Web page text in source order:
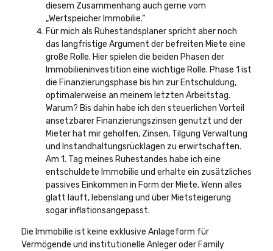
diesem Zusammenhang auch gerne vom
„Wertspeicher Immobilie.“
Für mich als Ruhestandsplaner spricht aber noch
das langfristige Argument der befreiten Miete eine
große Rolle. Hier spielen die beiden Phasen der
Immobilieninvestition eine wichtige Rolle. Phase 1 ist
die Finanzierungsphase bis hin zur Entschuldung,
optimalerweise an meinem letzten Arbeitstag.
Warum? Bis dahin habe ich den steuerlichen Vorteil
ansetzbarer Finanzierungszinsen genutzt und der
Mieter hat mir geholfen, Zinsen, Tilgung Verwaltung
und Instandhaltungsrücklagen zu erwirtschaften.
Am 1. Tag meines Ruhestandes habe ich eine
entschuldete Immobilie und erhalte ein zusätzliches
passives Einkommen in Form der Miete. Wenn alles
glatt läuft, lebenslang und über Mietsteigerung
sogar inflationsangepasst.
Die Immobilie ist keine exklusive Anlageform für
Vermögende und institutionelle Anleger oder Family